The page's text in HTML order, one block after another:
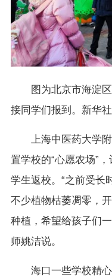
图为北京市海淀
接同学们报到。新华
上海中医药大学
置学校的“心愿农场”
学生返校。“之前受长
不少植物枯萎凋零，
种植，希望给孩子们
师姚洁说。
海口一些学校精